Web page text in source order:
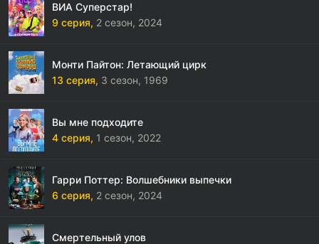
ВИА Суперстар!
9 серия, 2 сезон, 2024
Монти Пайтон: Летающий цирк
13 серия, 3 сезон, 1969
Вы мне подходите
4 серия, 1 сезон, 2022
Гарри Поттер: Волшебники выпечки
6 серия, 2 сезон, 2024
Смертельный улов